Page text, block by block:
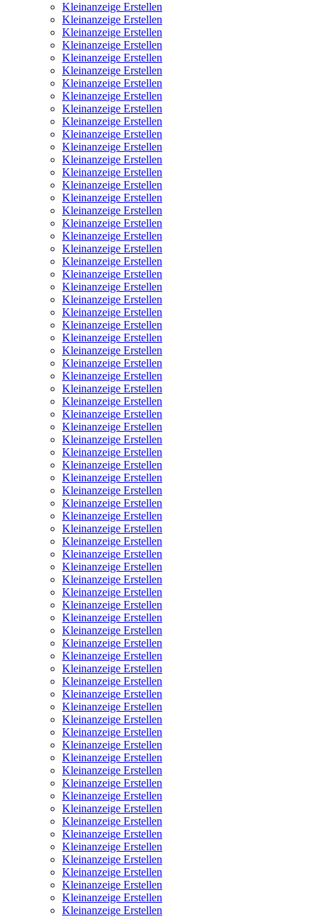
Kleinanzeige Erstellen
Kleinanzeige Erstellen
Kleinanzeige Erstellen
Kleinanzeige Erstellen
Kleinanzeige Erstellen
Kleinanzeige Erstellen
Kleinanzeige Erstellen
Kleinanzeige Erstellen
Kleinanzeige Erstellen
Kleinanzeige Erstellen
Kleinanzeige Erstellen
Kleinanzeige Erstellen
Kleinanzeige Erstellen
Kleinanzeige Erstellen
Kleinanzeige Erstellen
Kleinanzeige Erstellen
Kleinanzeige Erstellen
Kleinanzeige Erstellen
Kleinanzeige Erstellen
Kleinanzeige Erstellen
Kleinanzeige Erstellen
Kleinanzeige Erstellen
Kleinanzeige Erstellen
Kleinanzeige Erstellen
Kleinanzeige Erstellen
Kleinanzeige Erstellen
Kleinanzeige Erstellen
Kleinanzeige Erstellen
Kleinanzeige Erstellen
Kleinanzeige Erstellen
Kleinanzeige Erstellen
Kleinanzeige Erstellen
Kleinanzeige Erstellen
Kleinanzeige Erstellen
Kleinanzeige Erstellen
Kleinanzeige Erstellen
Kleinanzeige Erstellen
Kleinanzeige Erstellen
Kleinanzeige Erstellen
Kleinanzeige Erstellen
Kleinanzeige Erstellen
Kleinanzeige Erstellen
Kleinanzeige Erstellen
Kleinanzeige Erstellen
Kleinanzeige Erstellen
Kleinanzeige Erstellen
Kleinanzeige Erstellen
Kleinanzeige Erstellen
Kleinanzeige Erstellen
Kleinanzeige Erstellen
Kleinanzeige Erstellen
Kleinanzeige Erstellen
Kleinanzeige Erstellen
Kleinanzeige Erstellen
Kleinanzeige Erstellen
Kleinanzeige Erstellen
Kleinanzeige Erstellen
Kleinanzeige Erstellen
Kleinanzeige Erstellen
Kleinanzeige Erstellen
Kleinanzeige Erstellen
Kleinanzeige Erstellen
Kleinanzeige Erstellen
Kleinanzeige Erstellen
Kleinanzeige Erstellen
Kleinanzeige Erstellen
Kleinanzeige Erstellen
Kleinanzeige Erstellen
Kleinanzeige Erstellen
Kleinanzeige Erstellen
Kleinanzeige Erstellen
Kleinanzeige Erstellen